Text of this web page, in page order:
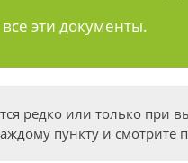
эти документы.
редко или только при
пункту и смотрите